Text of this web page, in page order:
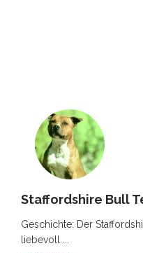
Staffordshire Bull
Geschichte: Der
liebevoll ...